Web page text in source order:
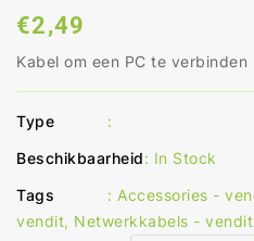
Normale
prijs
€2,49
Kabel om een PC te
Type
:
Beschikbaarheid: In Stock
Tags
: Accessories -
vendit, Netwerkkabels - vendit